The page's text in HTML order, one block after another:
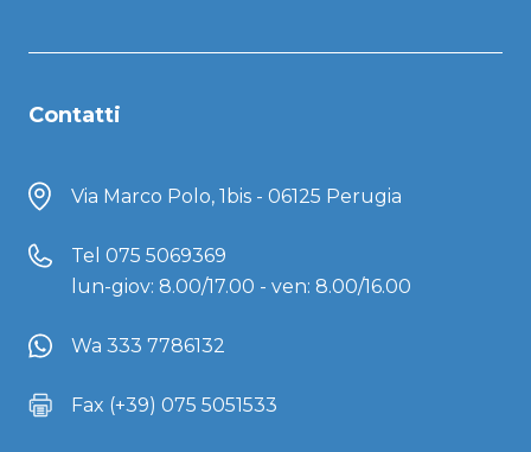
Contatti
Via Marco Polo, 1bis - 06125 Perugia
Tel 075 5069369
lun-giov: 8.00/17.00 - ven: 8.00/16.00
Wa 333 7786132
Fax (+39) 075 5051533